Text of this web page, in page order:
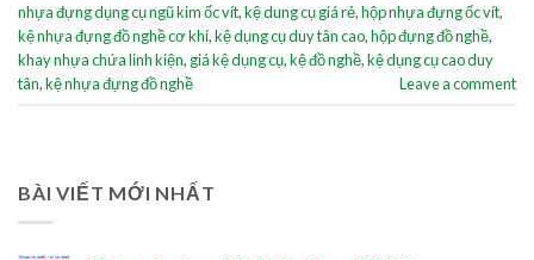
nhựa đựng dụng cụ ngũ kim ốc vít,kệ dung cụ giá rẻ,hộp nhựa đựng ốc vít,
kệ nhựa đựng đồ nghề cơ khí,kệ dụng cụ duy tân cao,hộp đựng đồ nghề,
khay nhựa chứa linh kiện, giá kệ dụng cụ,kệ đồ nghề,kệ dụng cụ cao duy
tân,kệ nhựa đựng đồ nghề Leave a comment
BÀI VIẾT MỚI NHẤT